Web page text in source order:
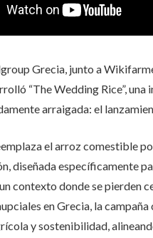
Grecia, junto a
“The Wedding Rice”,
arraigada: el
el arroz comestible
diseñada específicamente
contexto donde se pierden
en Grecia, la
y sostenibilidad,